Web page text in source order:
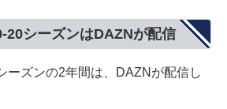
20シーズンはDAZNが配信
ーズンの2年間は、DAZNが配信し